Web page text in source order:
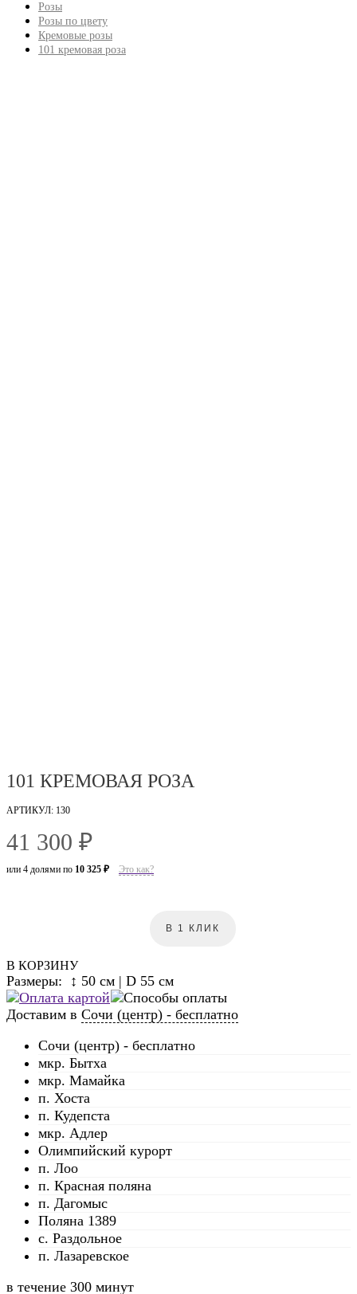
Розы
Розы по цвету
Кремовые розы
101 кремовая роза
101 КРЕМОВАЯ РОЗА
АРТИКУЛ: 130
41 300 ₽
или 4 долями по 10 325 ₽ Это как?
В КОРЗИНУ
В 1 КЛИК
Размеры: ↕ 50 см | D 55 см
Доставим в Сочи (центр) - бесплатно
Сочи (центр) - бесплатно
мкр. Бытха
мкр. Мамайка
п. Хоста
п. Кудепста
мкр. Адлер
Олимпийский курорт
п. Лоо
п. Красная поляна
п. Дагомыс
Поляна 1389
с. Раздольное
п. Лазаревское
в течение 300 минут